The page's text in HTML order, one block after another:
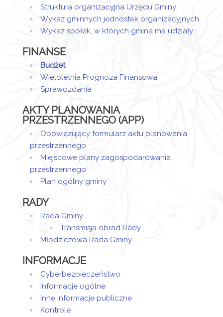
uproszczona
Struktura organizacyjna Urzędu Gminy
Wykaz gminnych jednostek organizacyjnych
Wykaz spółek, w których gmina ma udziały
FINANSE
Budżet
Wieloletnia Prognoza Finansowa
Sprawozdania
AKTY PLANOWANIA
PRZESTRZENNEGO (APP)
Obowiązujący formularz aktu planowania
przestrzennego
Miejscowe plany zagospodarowania
przestrzennego
Plan ogólny gminy
RADY
Rada Gminy
Transmisja obrad Rady
Młodzieżowa Rada Gminy
INFORMACJE
Cyberbezpieczeństwo
Informacje ogólne
Inne informacje publiczne
Kontrole